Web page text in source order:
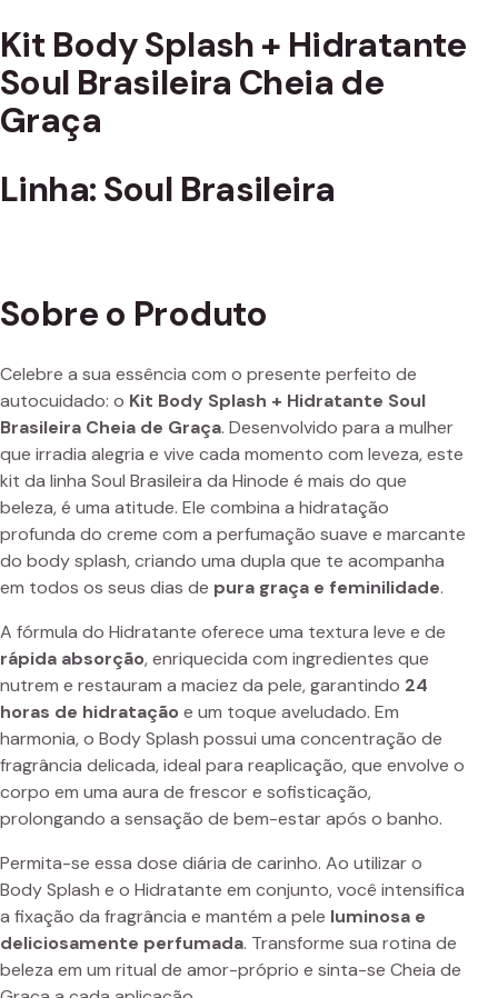
Kit Body Splash + Hidratante
Soul Brasileira Cheia de
Graça
Linha: Soul Brasileira
Sobre o Produto
Celebre a sua essência com o presente perfeito de
autocuidado: o Kit Body Splash + Hidratante Soul
Brasileira Cheia de Graça. Desenvolvido para a mulher
que irradia alegria e vive cada momento com leveza, este
kit da linha Soul Brasileira da Hinode é mais do que
beleza, é uma atitude. Ele combina a hidratação
profunda do creme com a perfumação suave e marcante
do body splash, criando uma dupla que te acompanha
em todos os seus dias de pura graça e feminilidade.
A fórmula do Hidratante oferece uma textura leve e de
rápida absorção, enriquecida com ingredientes que
nutrem e restauram a maciez da pele, garantindo 24
horas de hidratação e um toque aveludado. Em
harmonia, o Body Splash possui uma concentração de
fragrância delicada, ideal para reaplicação, que envolve o
corpo em uma aura de frescor e sofisticação,
prolongando a sensação de bem-estar após o banho.
Permita-se essa dose diária de carinho. Ao utilizar o
Body Splash e o Hidratante em conjunto, você intensifica
a fixação da fragrância e mantém a pele luminosa e
deliciosamente perfumada. Transforme sua rotina de
beleza em um ritual de amor-próprio e sinta-se Cheia de